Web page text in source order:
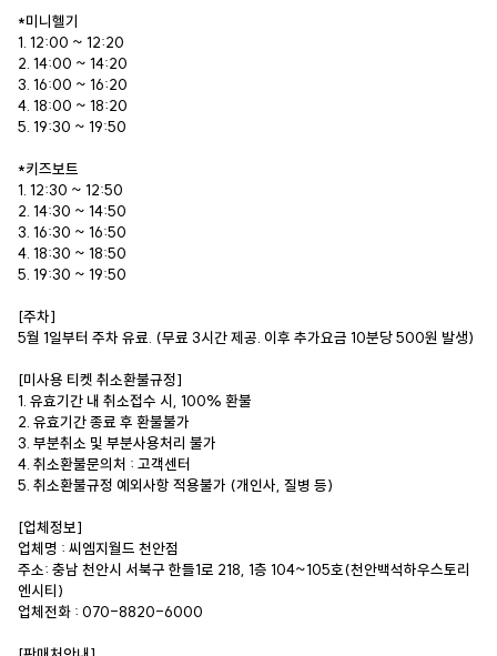
*미니헬기
1. 12:00 ~ 12:20
2. 14:00 ~ 14:20
3. 16:00 ~ 16:20
4. 18:00 ~ 18:20
5. 19:30 ~ 19:50
*키즈보트
1. 12:30 ~ 12:50
2. 14:30 ~ 14:50
3. 16:30 ~ 16:50
4. 18:30 ~ 18:50
5. 19:30 ~ 19:50
[주차]
5월 1일부터 주차 유료. (무료 3시간 제공. 이후 추가요금 10분당 500원 발생)
[미사용 티켓 취소환불규정]
1. 유효기간 내 취소접수 시, 100% 환불
2. 유효기간 종료 후 환불불가
3. 부분취소 및 부분사용처리 불가
4. 취소환불문의처 : 고객센터
5. 취소환불규정 예외사항 적용불가 (개인사, 질병 등)
[업체정보]
업체명 : 씨엠지월드 천안점
주소: 충남 천안시 서북구 한들1로 218, 1층 104~105호(천안백석하우스토리
엔시티)
업체전화 : 070-8820-6000